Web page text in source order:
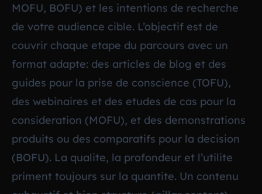
MOFU, BOFU) et les intentions de recherche
de votre audience cible. L’objectif est de
couvrir chaque etape du parcours avec un
format adapte: des articles de blog et des
guides pour la prise de conscience (TOFU),
des webinaires et des etudes de cas pour la
consideration (MOFU), et des demonstrations
produits ou des comparatifs pour la decision
(BOFU). La qualite, la profondeur et l’utilite
priment toujours sur la quantite. Un contenu